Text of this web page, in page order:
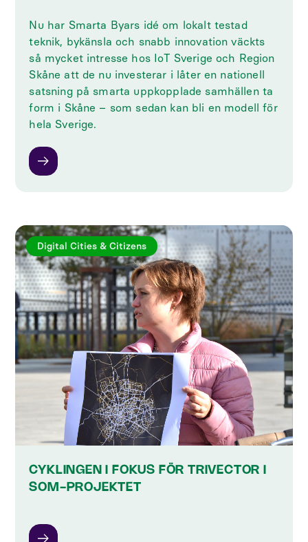
Nu har Smarta Byars idé om lokalt testad
teknik, bykänsla och snabb innovation väckts
så mycket intresse hos IoT Sverige och Region
Skåne att de nu investerar i låter en nationell
satsning på smarta uppkopplade samhällen ta
form i Skåne – som sedan kan bli en modell för
hela Sverige.
Digital Cities & Citizens
CYKLINGEN I FOKUS FÖR TRIVECTOR I
SOM-PROJEKTET